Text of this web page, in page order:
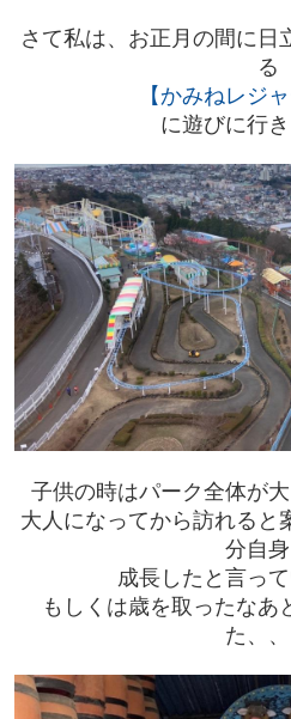
さて私は、お正月の間に日
る
【かみねレジ
に遊びに行き
子供の時はパーク全体が
大人になってから訪れると
分自身
成長したと言って
もしくは歳を取ったなあ
た、、